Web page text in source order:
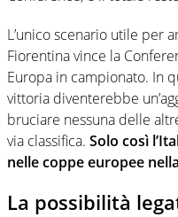
L’unico scenario utile per
Fiorentina vince la
Europa in campionato. In
vittoria diventerebbe
bruciare nessuna delle
via classifica. Solo così
nelle coppe europee
La possibilità